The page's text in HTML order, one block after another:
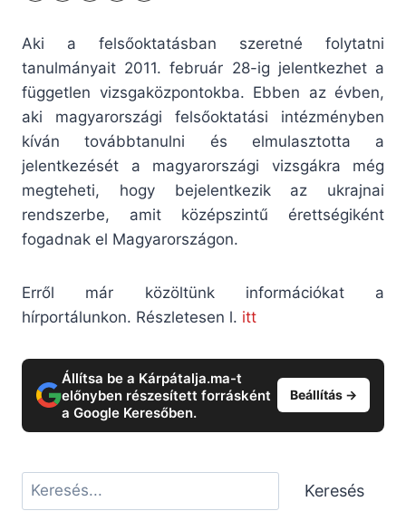
Aki a felsőoktatásban szeretné folytatni
tanulmányait 2011. február 28-ig jelentkezhet a
független vizsgaközpontokba. Ebben az évben,
aki magyarországi felsőoktatási intézményben
kíván továbbtanulni és elmulasztotta a
jelentkezését a magyarországi vizsgákra még
megteheti, hogy bejelentkezik az ukrajnai
rendszerbe, amit középszintű érettségiként
fogadnak el Magyarországon.
Erről már közöltünk információkat a
hírportálunkon. Részletesen l. itt
Állítsa be a Kárpátalja.ma-t
előnyben részesített forrásként
a Google Keresőben.
Beállítás →
Keresés Keresés